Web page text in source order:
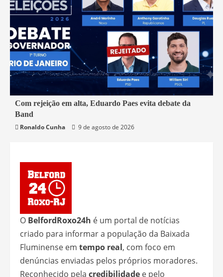
2 min read
Política
Com rejeição em alta, Eduardo Paes evita debate da
Band
Ronaldo Cunha
9 de agosto de 2026
O BelfordRoxo24h é um portal de notícias
criado para informar a população da Baixada
Fluminense em tempo real, com foco em
denúncias enviadas pelos próprios moradores.
Reconhecido pela credibilidade e pelo